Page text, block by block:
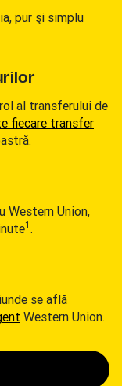
pur şi simplu
al transferului de
fiecare transfer
Western Union,
1 .
se află
Western Union.